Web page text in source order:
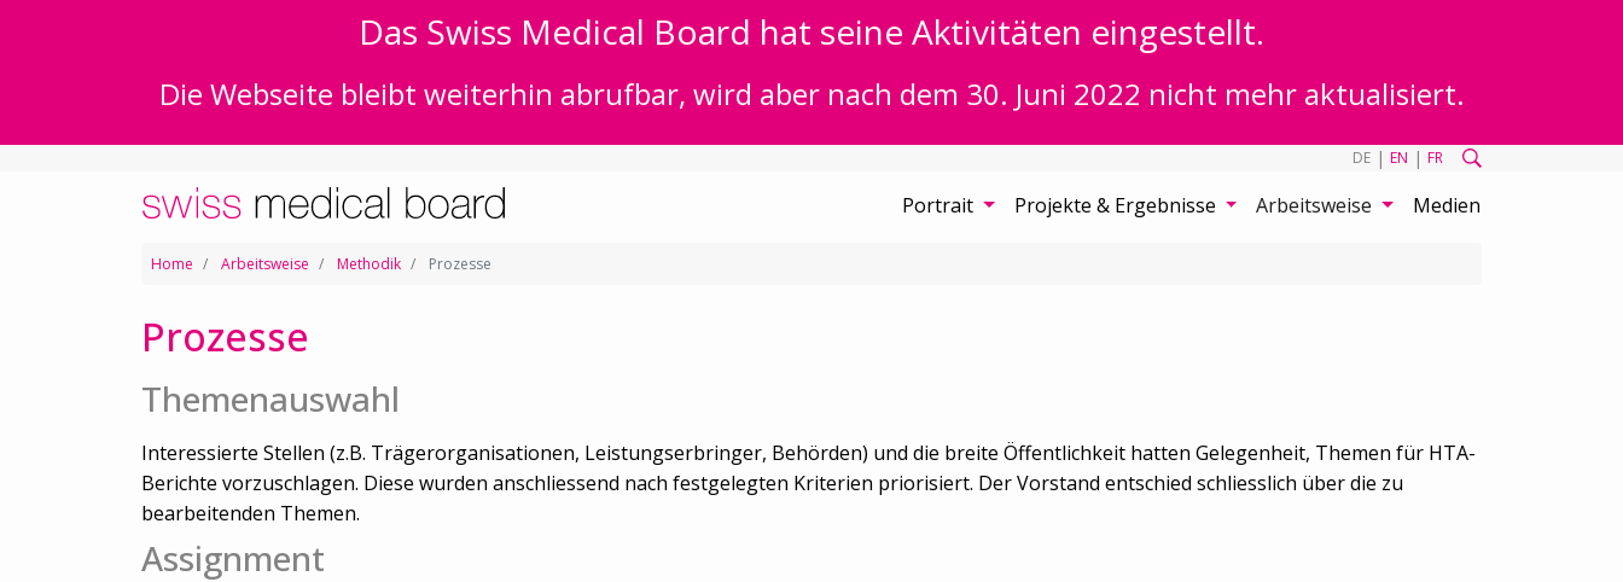
Das Swiss Medical Board hat seine Aktivitäten eingestellt.
Die Webseite bleibt weiterhin abrufbar, wird aber nach dem 30. Juni 2022 nicht mehr aktualisiert.
DE | EN | FR
Portrait Projekte & Ergebnisse Arbeitsweise Medien
Home Arbeitsweise Methodik Prozesse
Prozesse
Themenauswahl
Interessierte Stellen (z.B. Trägerorganisationen, Leistungserbringer, Behörden) und die breite Öffentlichkeit hatten Gelegenheit, Themen für HTA-
Berichte vorzuschlagen. Diese wurden anschliessend nach festgelegten Kriterien priorisiert. Der Vorstand entschied schliesslich über die zu
bearbeitenden Themen.
Assignment